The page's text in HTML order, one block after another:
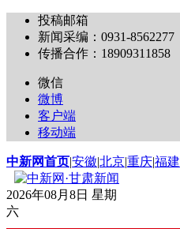
投稿邮箱
新闻采编：0931-8562277
传播合作：18909311858
微信
微博
客户端
移动端
中新网首页|安徽|北京|重庆|福建
2026年08月8日 星期
六